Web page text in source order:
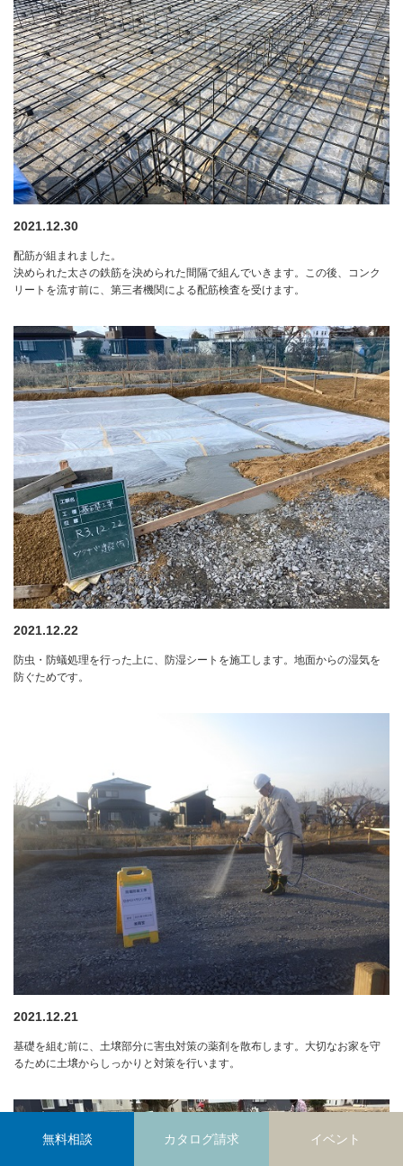
2021.12.30
配筋が組まれました。
決められた太さの鉄筋を決められた間隔で組んでいきます。この後、コンク
リートを流す前に、第三者機関による配筋検査を受けます。
2021.12.22
防虫・防蟻処理を行った上に、防湿シートを施工します。地面からの湿気を
防ぐためです。
2021.12.21
基礎を組む前に、土壌部分に害虫対策の薬剤を散布します。大切なお家を守
るために土壌からしっかりと対策を行います。
無料相談 カタログ請求 イベント